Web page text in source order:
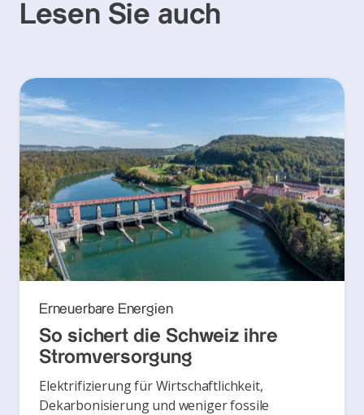
Lesen Sie auch
Erneuerbare Energien
So sichert die Schweiz ihre
Stromversorgung
Elektrifizierung für Wirtschaftlichkeit,
Dekarbonisierung und weniger fossile